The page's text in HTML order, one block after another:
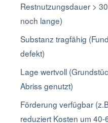
Restnutzungsdauer >
noch lange)
Substanz tragfähig
defekt)
Lage wertvoll
Abriss genutzt)
Förderung verfügbar
reduziert Kosten um 40-